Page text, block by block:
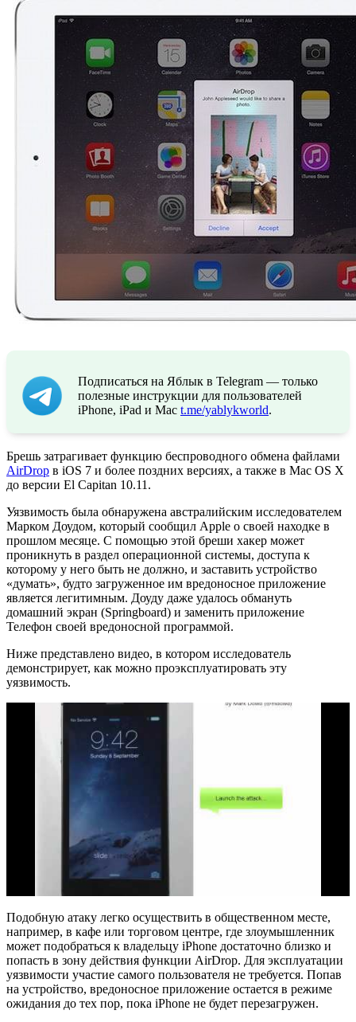
Подписаться на Яблык в Telegram — только
полезные инструкции для пользователей
iPhone, iPad и Mac t.me/yablykworld.
Брешь затрагивает функцию беспроводного обмена файлами
AirDrop в iOS 7 и более поздних версиях, а также в Mac OS X
до версии El Capitan 10.11.
Уязвимость была обнаружена австралийским исследователем
Марком Доудом, который сообщил Apple о своей находке в
прошлом месяце. С помощью этой бреши хакер может
проникнуть в раздел операционной системы, доступа к
которому у него быть не должно, и заставить устройство
«думать», будто загруженное им вредоносное приложение
является легитимным. Доуду даже удалось обмануть
домашний экран (Springboard) и заменить приложение
Телефон своей вредоносной программой.
Ниже представлено видео, в котором исследователь
демонстрирует, как можно проэксплуатировать эту
уязвимость.
Подобную атаку легко осуществить в общественном месте,
например, в кафе или торговом центре, где злоумышленник
может подобраться к владельцу iPhone достаточно близко и
попасть в зону действия функции AirDrop. Для эксплуатации
уязвимости участие самого пользователя не требуется. Попав
на устройство, вредоносное приложение остается в режиме
ожидания до тех пор, пока iPhone не будет перезагружен.